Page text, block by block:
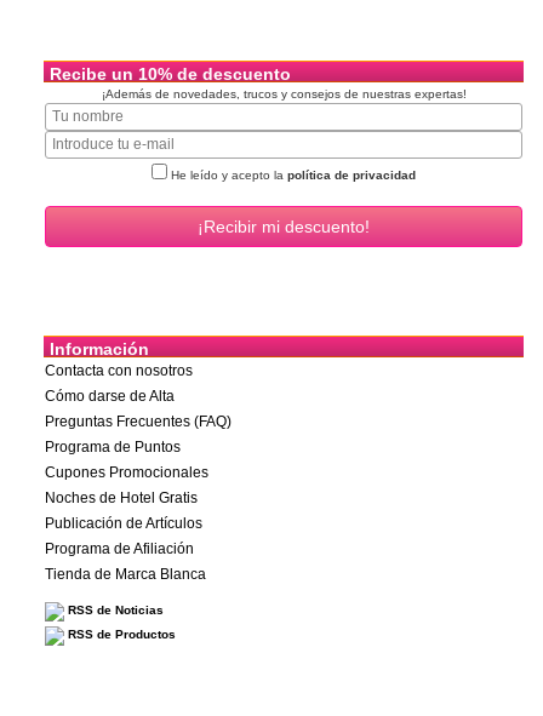
Recibe un 10% de descuento
¡Además de novedades, trucos y consejos de nuestras expertas!
He leído y acepto la política de privacidad
Información
Contacta con nosotros
Cómo darse de Alta
Preguntas Frecuentes (FAQ)
Programa de Puntos
Cupones Promocionales
Noches de Hotel Gratis
Publicación de Artículos
Programa de Afiliación
Tienda de Marca Blanca
RSS de Noticias
RSS de Productos